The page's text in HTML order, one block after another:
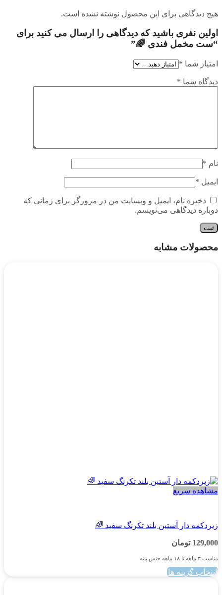
هیچ دیدگاهی برای این محصول نوشته نشده است.
اولین نفری باشید که دیدگاهی را ارسال می کنید برای
“ست مخمل فندی 🌈”
امتیاز شما *
دیدگاه شما *
نام *
ایمیل *
ذخیره نام، ایمیل و وبسایت من در مرورگر برای زمانی که
دوباره دیدگاهی می‌نویسم.
محصولات مشابه
مشاهده سریع
زیردکمه دار آستین بلند تکرنگ سفید 🌈
129,000 تومان
مناسب ۳ ماهه تا ۱۸ ماهه جنس پنبه
انتخاب گزینه ها